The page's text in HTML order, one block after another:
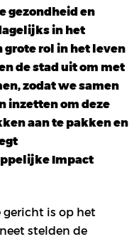
gezondheid en
in het
grote rol in het leven
de stad uit om met
zodat we samen
inzetten om deze
aan te pakken en
Impact
gericht is op het
stelden de